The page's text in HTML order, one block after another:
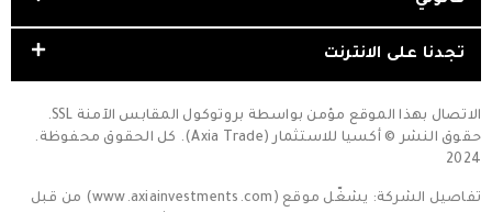
تجدنا على الانترنت
الاتصال بهذا الموقع مؤمن بواسطة بروتوكول المقابس الآمنة SSL.
حقوق النشر © أكسيا للاستثمار (Axia Trade). كل الحقوق محفوظة.
2024
تفاصيل الشركة: يشغّل موقع (www.axiainvestments.com) من قبل